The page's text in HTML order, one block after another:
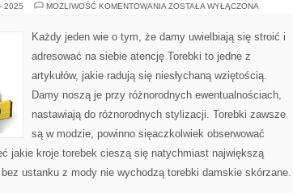
2025 MOŻLIWOŚĆ KOMENTOWANIA KAŻDY
ATRAKCYJNIE
LANSOWAĆ,
ZOSTAŁA WYŁĄCZONA
Każdy jeden wie o tym, że damy uwielbiają się stroić i
adresować na siebie atencję Torebki to jedne z
artykułów, jakie radują się niesłychaną wziętością.
Damy noszą je przy różnorodnych ewentualnościach,
nastawiają do różnorodnych stylizacji. Torebki zawsze
są w modzie, powinno sięaczkolwiek obserwować
jakie kroje torebek cieszą się natychmiast największą
ustanku z mody nie wychodzą torebki damskie skórzane.